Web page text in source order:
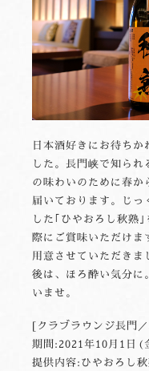
日本酒好きにお待ち
した。長門峡で知ら
の味わいのために春
届いております。じ
した｢ひやおろし秋熟
際にご賞味いただけ
用意させていただき
後は、ほろ酔い気分に
いませ。
[クラブラウンジ長門
期間:2021年10月1日
提供内容:ひやおろし